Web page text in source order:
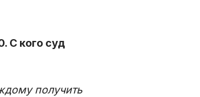
С кого суд
получить